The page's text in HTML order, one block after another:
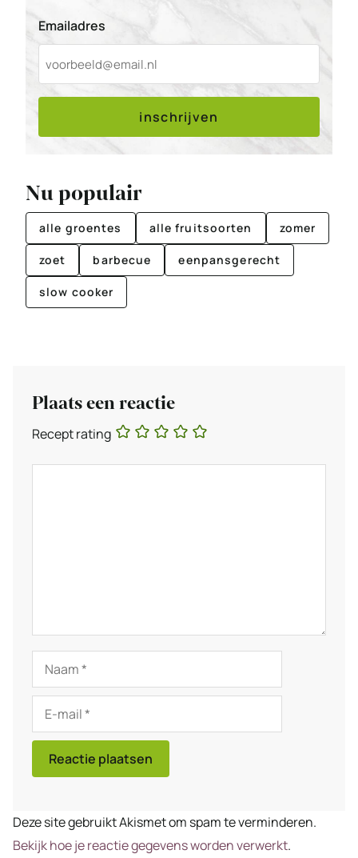
Emailadres
inschrijven
Nu populair
alle groentes alle fruitsoorten zomer
zoet barbecue eenpansgerecht
slow cooker
Plaats een reactie
Recept rating
Naam
mail
Deze site gebruikt Akismet om spam te verminderen.
Bekijk hoe je reactie gegevens worden verwerkt.